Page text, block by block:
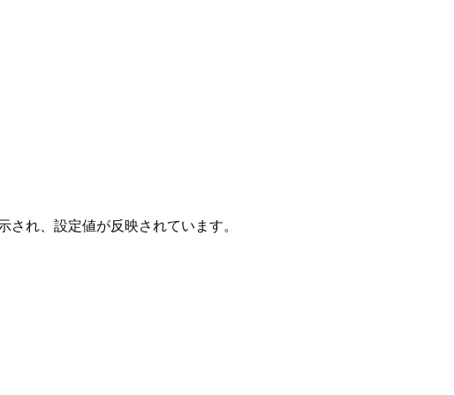
れ、設定値が反映されています。